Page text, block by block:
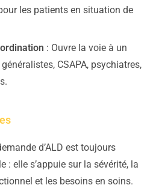
les patients en situation de
: Ouvre la voie à un
CSAPA, psychiatres,
d’ALD est toujours
: elle s’appuie sur la sévérité, la
et les besoins en soins.